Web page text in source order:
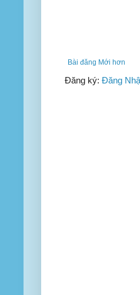
Bài đăng Mới hơn
Đăng ký: Đăng